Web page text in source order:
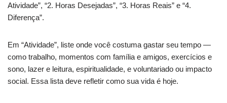
Atividade”, “2. Horas Desejadas”, “3. Horas Reais” e “4.
Diferença”.
Em “Atividade”, liste onde você costuma gastar seu tempo —
como trabalho, momentos com família e amigos, exercícios e
sono, lazer e leitura, espiritualidade, e voluntariado ou impacto
social. Essa lista deve refletir como sua vida é hoje.